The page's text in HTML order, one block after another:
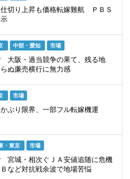
切り上昇も価格転嫁難航 ＰＢＳ
中部・愛知 市場
大阪・過当競争の果て、残る地
ぬ廉売横行に無力感
市場
ぶり限界、一部フル転嫁機運
・東京 市場
宮城・相次ぐＪＡ安値追随に危機
など対抗戦余波で地場苦悩